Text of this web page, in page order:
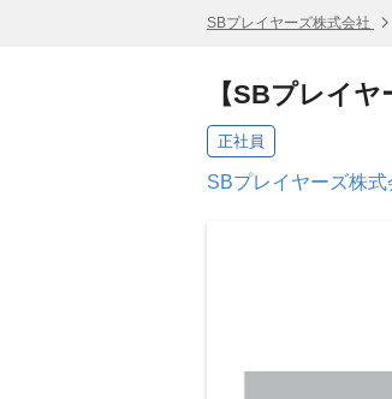
SBプレイヤーズ株式会社
【SBプレイ
正社員
SBプレイヤーズ株